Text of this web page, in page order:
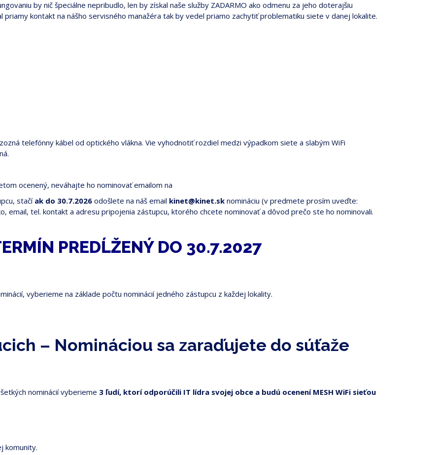
by nič špeciálne nepribudlo, len by získal naše služby ZADARMO ako odmenu za jeho doterajšiu
priamy kontakt na nášho servisného manažéra tak by vedel priamo zachytiť problematiku siete v danej lokalite.
telefónny kábel od optického vlákna. Vie vyhodnotiť rozdiel medzi výpadkom siete a slabým WiFi
ocenený, neváhajte ho nominovať emailom na
stačí ak do 30.7.2026 odošlete na náš email kinet@kinet.sk nomináciu (v predmete prosím uveďte:
email, tel. kontakt a adresu pripojenia zástupcu, ktorého chcete nominovať a dôvod prečo ste ho nominovali.
PREDĹŽENÝ DO 30.7.2027
vyberieme na základe počtu nominácií jedného zástupcu z každej lokality.
– Nomináciou sa zaraďujete do súťaže
nominácií vyberieme 3 ľudí, ktorí odporúčili IT lídra svojej obce a budú ocenení MESH WiFi sieťou
komunity.